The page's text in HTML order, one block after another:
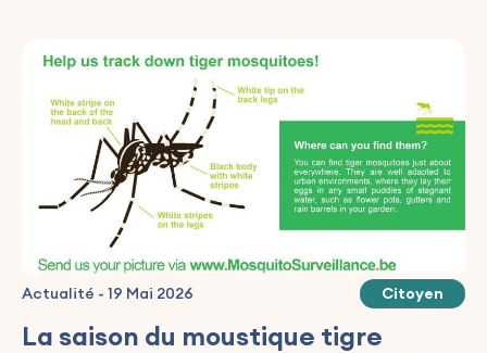
La saison du moustique tigre
Actualité - 19 Mai 2026 Citoyen